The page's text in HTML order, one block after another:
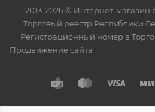
2013-2026 © Интернет-магазин
Торговый реестр Республики
Регистрационный номер в
Продвижение сайта